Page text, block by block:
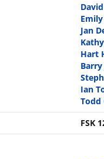
Jan
Hart
Ian
Todd
FSK